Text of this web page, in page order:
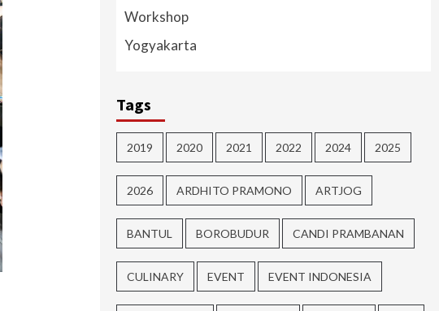
Workshop
Yogyakarta
Tags
2019 2020 2021 2022 2024 2025
2026 ARDHITO PRAMONO ARTJOG
BANTUL BOROBUDUR CANDI PRAMBANAN
CULINARY EVENT EVENT INDONESIA